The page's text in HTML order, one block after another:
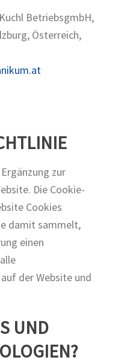
BetriebsgmbH,
Österreich,
zur
Die Cookie-
Cookies
damit sammelt,
einen
der Website und
UND